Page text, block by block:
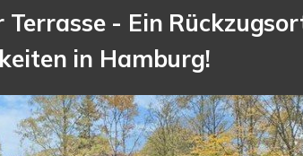
- Ein
in Hamburg!